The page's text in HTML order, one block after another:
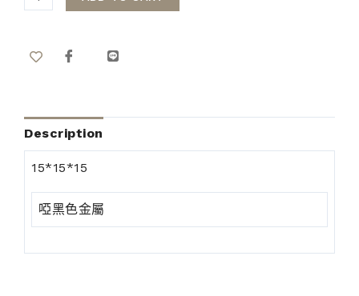
Description
15*15*15
啞黑色金屬